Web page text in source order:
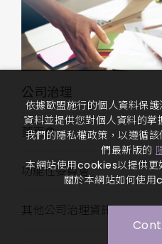
公司治理
董事會
功能性委員會
其他公司治理資訊
依據歐盟施行的個人資料保
資料並提供您對個人資料的
我們的隱私權政策，以遵循
們最新版的
本網站使用cookies以提供更
關於本網站如何使